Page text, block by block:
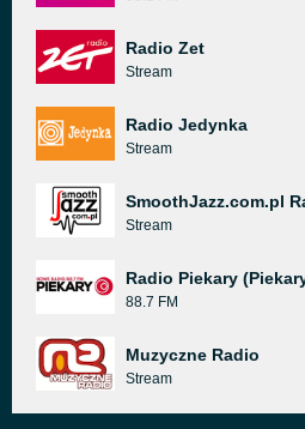
Radio Zet
Stream
Radio Jedynka
Stream
SmoothJazz.com.pl
Stream
Radio Piekary
88.7 FM
Muzyczne Radio
Stream